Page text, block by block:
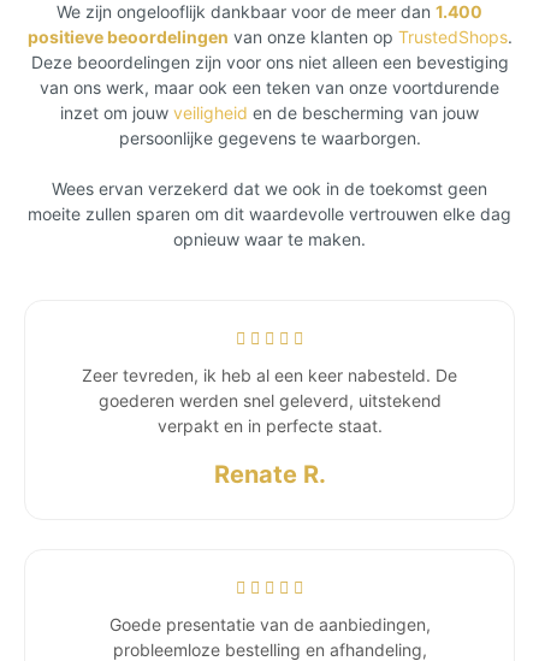
We zijn ongelooflijk dankbaar voor de meer dan 1.400
positieve beoordelingen van onze klanten op TrustedShops.
Deze beoordelingen zijn voor ons niet alleen een bevestiging
van ons werk, maar ook een teken van onze voortdurende
inzet om jouw veiligheid en de bescherming van jouw
persoonlijke gegevens te waarborgen.
Wees ervan verzekerd dat we ook in de toekomst geen
moeite zullen sparen om dit waardevolle vertrouwen elke dag
opnieuw waar te maken.
Zeer tevreden, ik heb al een keer nabesteld. De
goederen werden snel geleverd, uitstekend
verpakt en in perfecte staat.
Renate R.
Goede presentatie van de aanbiedingen,
probleemloze bestelling en afhandeling,